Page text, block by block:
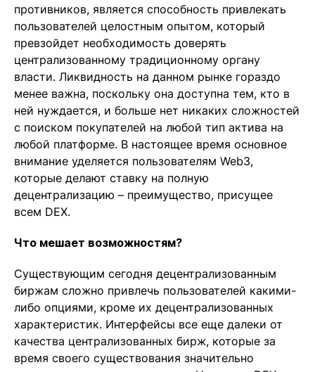
противников, является способность привлекать
пользователей целостным опытом, который
превзойдет необходимость доверять
централизованному традиционному органу
власти. Ликвидность на данном рынке гораздо
менее важна, поскольку она доступна тем, кто в
ней нуждается, и больше нет никаких сложностей
с поиском покупателей на любой тип актива на
любой платформе. В настоящее время основное
внимание уделяется пользователям Web3,
которые делают ставку на полную
децентрализацию – преимущество, присущее
всем DEX.
Что мешает возможностям?
Существующим сегодня децентрализованным
биржам сложно привлечь пользователей какими-
либо опциями, кроме их децентрализованных
характеристик. Интерфейсы все еще далеки от
качества централизованных бирж, которые за
время своего существования значительно